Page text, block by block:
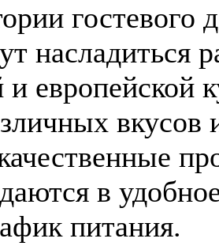
гостевого
насладиться
европейской
вкусов
в
питания.